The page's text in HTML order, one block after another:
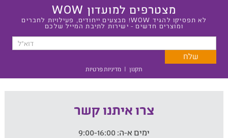
מצטרפים למועדון WOW
לא תפסיקו להגיד WOW! מבצעים ייחודים, פעילויות לחברים
ומוצרים חדשים - ישירות לתיבת המייל שלכם
תקנון | מדיניות פרטיות
צרו איתנו קשר
ימים א-ה: